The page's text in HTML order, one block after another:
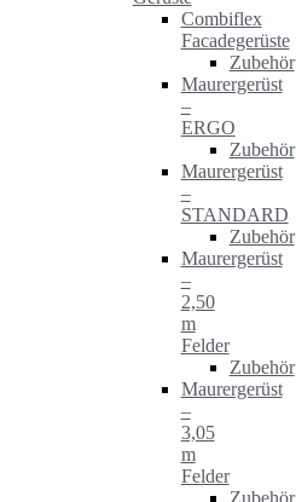
Combiflex
Facadegerüste
Zubehör
Maurergerüst
–
ERGO
Zubehör
Maurergerüst
–
STANDARD
Zubehör
Maurergerüst
–
2,50
m
Felder
Zubehör
Maurergerüst
–
3,05
m
Felder